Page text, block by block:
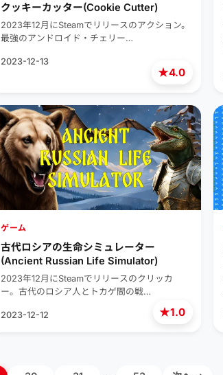
★4.0
クッキーカッター(Cookie Cutter)
2023年12月にSteamでリリースのアクション。
最強のアンドロイド・チェリー…
2023-12-13
★1.0
ゲーム
古代ロシアの生命シミュレーター
(Ancient Russian Life Simulator)
2023年12月にSteamでリリースのクリッカ
ー。古代のロシア人とトカゲ間の戦…
2023-12-12